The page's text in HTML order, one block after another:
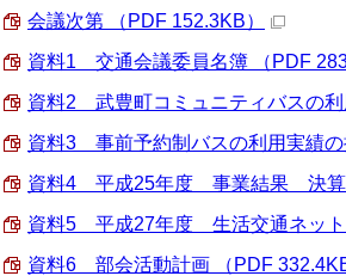
会議次第 （PDF 152.3KB）
資料1 交通会議委員名簿 （PDF
資料2 武豊町コミュニティバスの
資料3 事前予約制バスの利用実績の
資料4 平成25年度 事業結果 決算
資料5 平成27年度 生活交通ネット
資料6 部会活動計画 （PDF 332.4KB